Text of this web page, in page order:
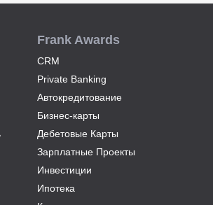
Frank Awards
CRM
Private Banking
Автокредитование
Бизнес-карты
Дебетовые Карты
Зарплатные Проекты
Инвестиции
Ипотека